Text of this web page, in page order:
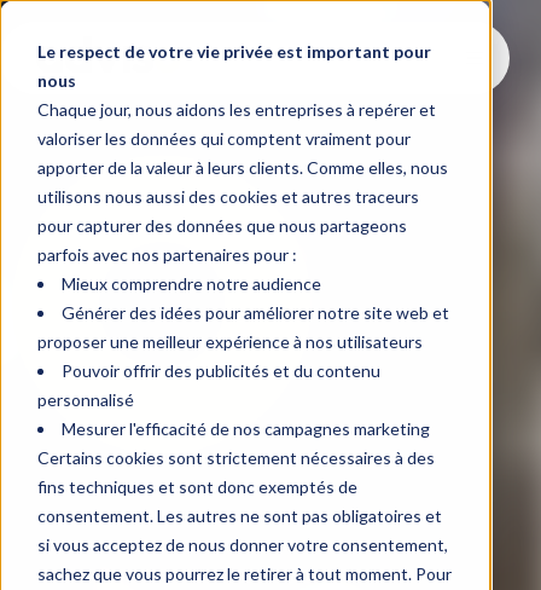
Le respect de votre vie privée est important pour
nous
Chaque jour, nous aidons les entreprises à repérer et
valoriser les données qui comptent vraiment pour
apporter de la valeur à leurs clients. Comme elles, nous
utilisons nous aussi des cookies et autres traceurs
pour capturer des données que nous partageons
parfois avec nos partenaires pour :
Mieux comprendre notre audience
Générer des idées pour améliorer notre site web et
proposer une meilleur expérience à nos utilisateurs
Pouvoir offrir des publicités et du contenu
personnalisé
Mesurer l'efficacité de nos campagnes marketing
Certains cookies sont strictement nécessaires à des
fins techniques et sont donc exemptés de
consentement. Les autres ne sont pas obligatoires et
si vous acceptez de nous donner votre consentement,
sachez que vous pourrez le retirer à tout moment. Pour